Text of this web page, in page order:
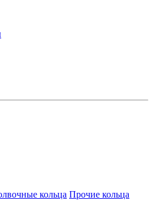
кольца Прочие кольца